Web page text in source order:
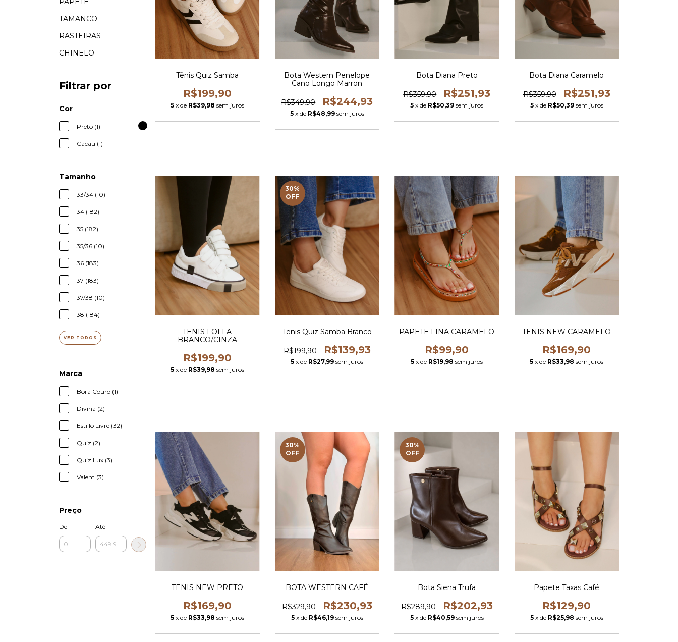
TAMANCO
RASTEIRAS
CHINELO
Filtrar por
Cor
Preto (1)
Cacau (1)
Tamanho
33/34 (10)
34 (182)
35 (182)
35/36 (10)
36 (183)
37 (183)
37/38 (10)
38 (184)
VER TODOS
Marca
Bora Couro (1)
Divina (2)
Estillo Livre (32)
Quiz (2)
Quiz Lux (3)
Valem (3)
Preço
De Até
Tênis Quiz Samba
R$199,90
5 x de R$39,98 sem juros
Bota Western Penelope
Cano Longo Marron
R$349,90 R$244,93
5 x de R$48,99 sem juros
Bota Diana Preto
R$359,90 R$251,93
5 x de R$50,39 sem juros
Bota Diana Caramelo
R$359,90 R$251,93
5 x de R$50,39 sem juros
TENIS LOLLA
BRANCO/CINZA
R$199,90
5 x de R$39,98 sem juros
30%
OFF
Tenis Quiz Samba Branco
R$199,90 R$139,93
5 x de R$27,99 sem juros
PAPETE LINA CARAMELO
R$99,90
5 x de R$19,98 sem juros
TENIS NEW CARAMELO
R$169,90
5 x de R$33,98 sem juros
TENIS NEW PRETO
R$169,90
5 x de R$33,98 sem juros
30%
OFF
BOTA WESTERN CAFÉ
R$329,90 R$230,93
5 x de R$46,19 sem juros
30%
OFF
Bota Siena Trufa
R$289,90 R$202,93
5 x de R$40,59 sem juros
Papete Taxas Café
R$129,90
5 x de R$25,98 sem juros